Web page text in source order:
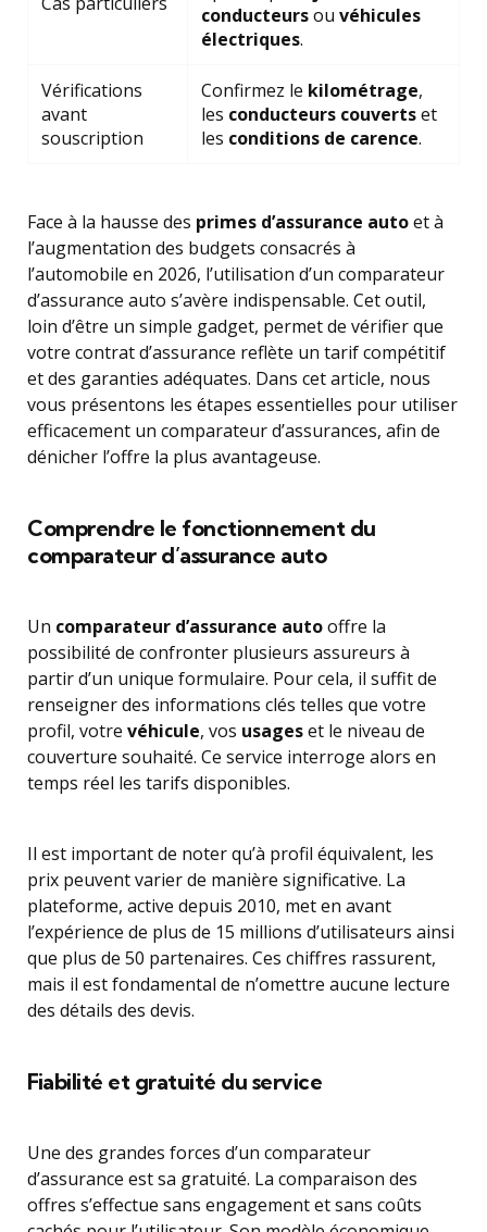
conducteursou véhicules
électriques.
Vérifications
avant
souscription
Confirmez le kilométrage,
les conducteurs couvertset
les conditions de carence.
Face à la hausse des primes d’assurance autoet à
l’augmentation des budgets consacrés à
l’automobile en 2026, l’utilisation d’un comparateur
d’assurance auto s’avère indispensable. Cet outil,
loin d’être un simple gadget, permet de vérifier que
votre contrat d’assurance reflète un tarif compétitif
et des garanties adéquates. Dans cet article, nous
vous présentons les étapes essentielles pour utiliser
efficacement un comparateur d’assurances, afin de
dénicher l’offre la plus avantageuse.
Comprendre le fonctionnement du
comparateur d’assurance auto
Un comparateur d’assurance autooffre la
possibilité de confronter plusieurs assureurs à
partir d’un unique formulaire. Pour cela, il suffit de
renseigner des informations clés telles que votre
profil, votre véhicule, vos usageset le niveau de
couverture souhaité. Ce service interroge alors en
temps réel les tarifs disponibles.
Il est important de noter qu’à profil équivalent, les
prix peuvent varier de manière significative. La
plateforme, active depuis 2010, met en avant
l’expérience de plus de 15 millions d’utilisateurs ainsi
que plus de 50 partenaires. Ces chiffres rassurent,
mais il est fondamental de n’omettre aucune lecture
des détails des devis.
Fiabilité et gratuité du service
Une des grandes forces d’un comparateur
d’assurance est sa gratuité. La comparaison des
offres s’effectue sans engagement et sans coûts